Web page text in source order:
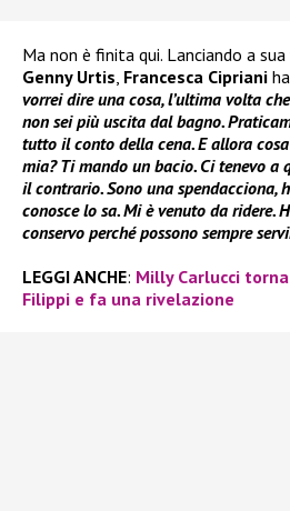
Ma non è finita qui. Lanciando a
Genny Urtis, Francesca Cipriani
vorrei dire una cosa, l’ultima volta
non sei più uscita dal bagno.
tutto il conto della cena. E allora
mia? Ti mando un bacio. Ci tenevo a
il contrario. Sono una spendacciona,
conosce lo sa. Mi è venuto da ridere.
conservo perché possono sempre
LEGGI ANCHE: Milly Carlucci
Filippi e fa una rivelazione